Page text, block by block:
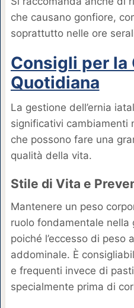
che causano gonfiore,
soprattutto nelle ore
Consigli per la
Quotidiana
La gestione dell’ernia
significativi cambiamenti
che possono fare una
qualità della vita.
Stile di Vita e
Mantenere un peso
ruolo fondamentale nella
poiché l’eccesso di peso
addominale. È
e frequenti invece di
specialmente prima di